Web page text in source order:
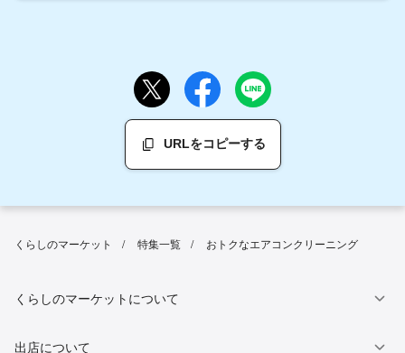
URLをコピーする
くらしのマーケット 特集一覧 おトクなエアコンクリーニング
くらしのマーケットについて
出店について